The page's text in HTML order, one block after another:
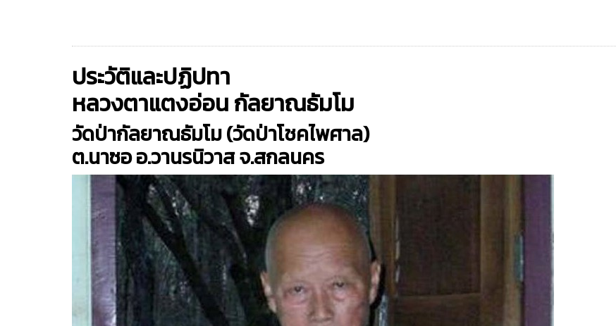
ประวัติและปฏิปทา
หลวงตาแตงอ่อน กัลยาณธัมโม
วัดป่ากัลยาณธัมโม (วัดป่าโชคไพศาล)
ต.นาซอ อ.วานรนิวาส จ.สกลนคร